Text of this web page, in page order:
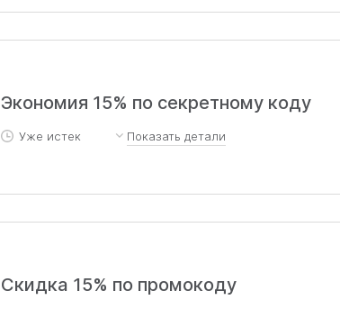
Предлагаем скидку 15% для всех клиентов.
Экономия 15% по секретному коду
Уже истек Показать детали
При оформлении любого годового курса ОГЭ
Скидка 15% по промокоду